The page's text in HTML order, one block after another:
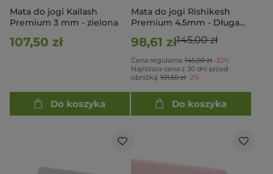
Mata do jogi Kailash
Premium 3 mm - zielona
107,50 zł
Do koszyka
Mata do jogi Rishikesh
Premium 4.5mm - Długa
200cm - musztardowy
98,61 zł145,00 zł
Cena regularna: 145,00 zł -32%
Najniższa cena z 30 dni przed
obniżką: 101,50 zł -2%
Do koszyka